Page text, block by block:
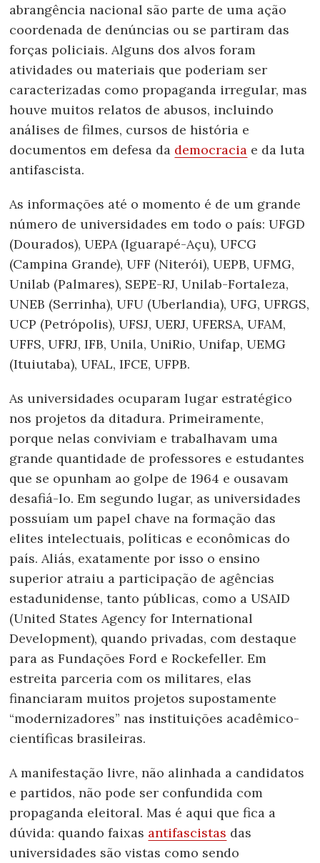
abrangência nacional são parte de uma ação
coordenada de denúncias ou se partiram das
forças policiais. Alguns dos alvos foram
atividades ou materiais que poderiam ser
caracterizadas como propaganda irregular, mas
houve muitos relatos de abusos, incluindo
análises de filmes, cursos de história e
documentos em defesa da democracia e da luta
antifascista.
As informações até o momento é de um grande
número de universidades em todo o país: UFGD
(Dourados), UEPA (Iguarapé-Açu), UFCG
(Campina Grande), UFF (Niterói), UEPB, UFMG,
Unilab (Palmares), SEPE-RJ, Unilab-Fortaleza,
UNEB (Serrinha), UFU (Uberlandia), UFG, UFRGS,
UCP (Petrópolis), UFSJ, UERJ, UFERSA, UFAM,
UFFS, UFRJ, IFB, Unila, UniRio, Unifap, UEMG
(Ituiutaba), UFAL, IFCE, UFPB.
As universidades ocuparam lugar estratégico
nos projetos da ditadura. Primeiramente,
porque nelas conviviam e trabalhavam uma
grande quantidade de professores e estudantes
que se opunham ao golpe de 1964 e ousavam
desafiá-lo. Em segundo lugar, as universidades
possuíam um papel chave na formação das
elites intelectuais, políticas e econômicas do
país. Aliás, exatamente por isso o ensino
superior atraiu a participação de agências
estadunidense, tanto públicas, como a USAID
(United States Agency for International
Development), quando privadas, com destaque
para as Fundações Ford e Rockefeller. Em
estreita parceria com os militares, elas
financiaram muitos projetos supostamente
“modernizadores” nas instituições acadêmico-
científicas brasileiras.
A manifestação livre, não alinhada a candidatos
e partidos, não pode ser confundida com
propaganda eleitoral. Mas é aqui que fica a
dúvida: quando faixas antifascistas das
universidades são vistas como sendo